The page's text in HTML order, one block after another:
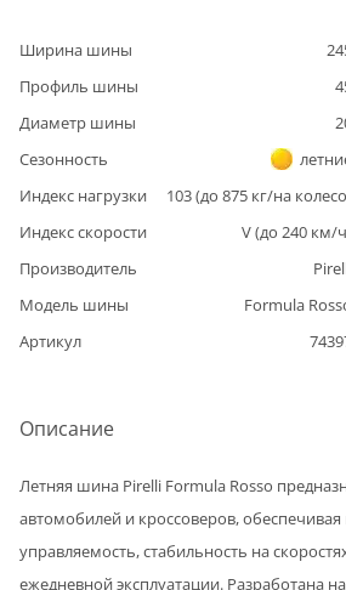
Ширина шины
Профиль шины
Диаметр шины
Сезонность
Индекс нагрузки
103(до 875 кг/на
Индекс скорости
V(до 240 км/
Производитель
Модель шины
Formula
Артикул
Описание
Летняя шина Pirelli Formula Rosso
автомобилей и кроссоверов,
управляемость, стабильность на
ежедневной эксплуатации. Разработана